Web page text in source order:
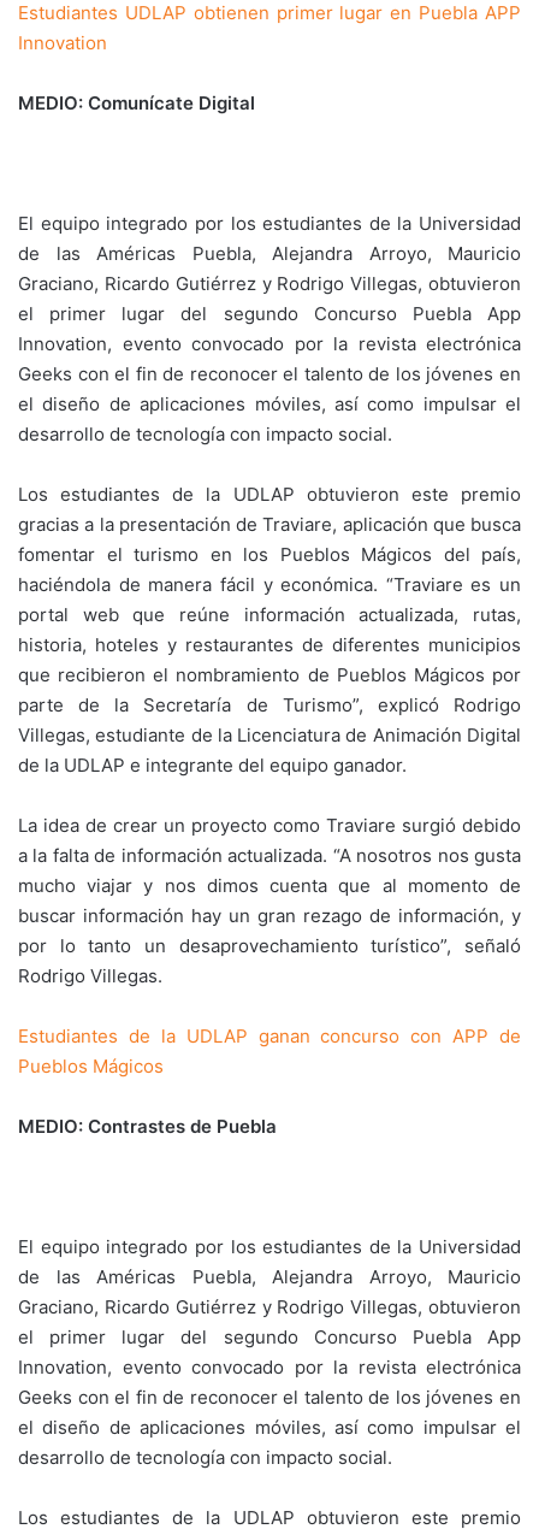
Estudiantes UDLAP obtienen primer lugar en Puebla APP
Innovation
MEDIO: Comunícate Digital
El equipo integrado por los estudiantes de la Universidad
de las Américas Puebla, Alejandra Arroyo, Mauricio
Graciano, Ricardo Gutiérrez y Rodrigo Villegas, obtuvieron
el primer lugar del segundo Concurso Puebla App
Innovation, evento convocado por la revista electrónica
Geeks con el fin de reconocer el talento de los jóvenes en
el diseño de aplicaciones móviles, así como impulsar el
desarrollo de tecnología con impacto social.
Los estudiantes de la UDLAP obtuvieron este premio
gracias a la presentación de Traviare, aplicación que busca
fomentar el turismo en los Pueblos Mágicos del país,
haciéndola de manera fácil y económica. “Traviare es un
portal web que reúne información actualizada, rutas,
historia, hoteles y restaurantes de diferentes municipios
que recibieron el nombramiento de Pueblos Mágicos por
parte de la Secretaría de Turismo”, explicó Rodrigo
Villegas, estudiante de la Licenciatura de Animación Digital
de la UDLAP e integrante del equipo ganador.
La idea de crear un proyecto como Traviare surgió debido
a la falta de información actualizada. “A nosotros nos gusta
mucho viajar y nos dimos cuenta que al momento de
buscar información hay un gran rezago de información, y
por lo tanto un desaprovechamiento turístico”, señaló
Rodrigo Villegas.
Estudiantes de la UDLAP ganan concurso con APP de
Pueblos Mágicos
MEDIO: Contrastes de Puebla
El equipo integrado por los estudiantes de la Universidad
de las Américas Puebla, Alejandra Arroyo, Mauricio
Graciano, Ricardo Gutiérrez y Rodrigo Villegas, obtuvieron
el primer lugar del segundo Concurso Puebla App
Innovation, evento convocado por la revista electrónica
Geeks con el fin de reconocer el talento de los jóvenes en
el diseño de aplicaciones móviles, así como impulsar el
desarrollo de tecnología con impacto social.
Los estudiantes de la UDLAP obtuvieron este premio